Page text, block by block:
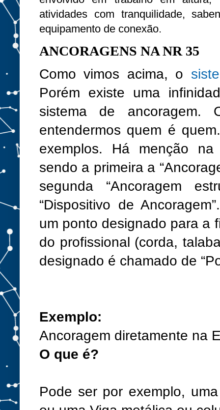
atividades com tranquilidade,
equipamento de conexão.
ANCORAGENS NA NR 35
Como vimos acima, o
Porém existe uma
sistema de ancoragem.
entendermos quem é
exemplos. Há menção na
sendo a primeira a
segunda “Ancoragem
“Dispositivo de
um ponto designado para a
do profissional (corda,
designado é chamado de
Exemplo:
Ancoragem diretamente na
O que é?
Pode ser por exemplo,